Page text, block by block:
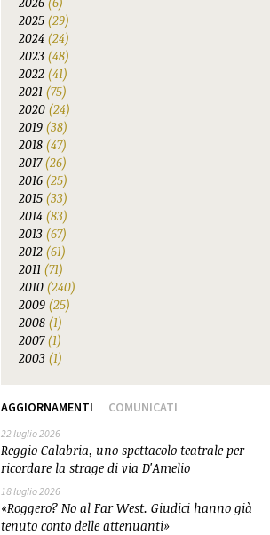
2025 (29)
2024 (24)
2023 (48)
2022 (41)
2021 (75)
2020 (24)
2019 (38)
2018 (47)
2017(26)
2016 (25)
2015 (33)
2014 (83)
2013 (67)
2012 (61)
2011 (71)
2010 (240)
2009 (25)
2008 (1)
2007(1)
2003 (1)
AGGIORNAMENTI COMUNICATI
22 luglio 2026
Reggio Calabria, uno spettacolo teatrale per
ricordare la strage di via D'Amelio
18 luglio 2026
«Roggero? No al Far West. Giudici hanno già
tenuto conto delle attenuanti»